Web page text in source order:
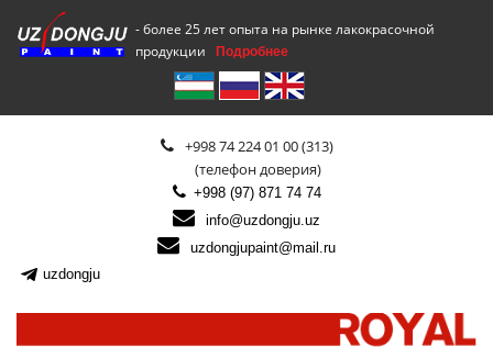
- более 25 лет опыта на рынке лакокрасочной
продукции
Подробнее
+998 74 224 01 00 (313)
(телефон доверия)
+998 (97) 871 74 74
info@uzdongju.uz
uzdongjupaint@mail.ru
uzdongju